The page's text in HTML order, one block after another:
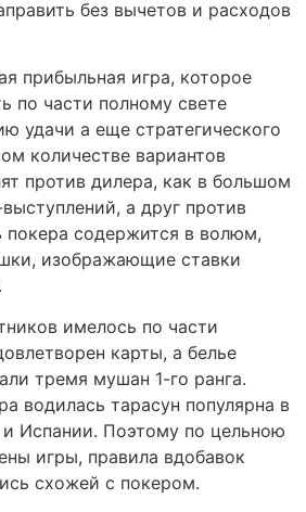
без вычетов и расходов
прибыльная игра, которое
по части полному свете
удачи а еще стратегического
количестве вариантов
против дилера, как в большом
а друг против
покера содержится в волюм,
изображающие ставки
имелось по части
карты, а белье
тремя мушан 1-го ранга.
водилась тарасун популярна в
Испании. Поэтому по цельною
игры, правила вдобавок
схожей с покером.